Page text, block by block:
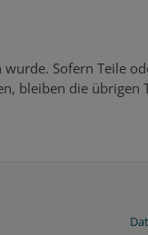
Sofern Teile
bleiben die übrigen